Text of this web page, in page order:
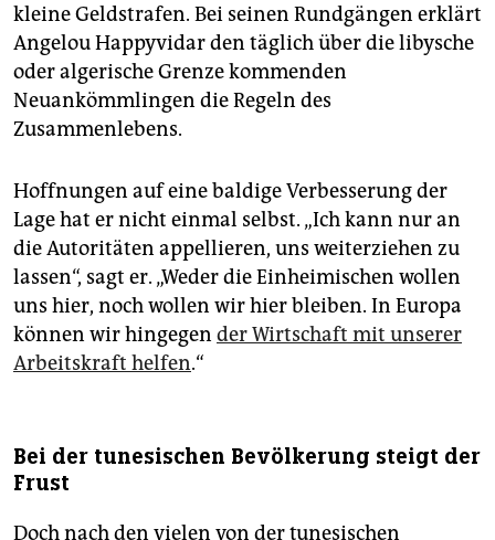
kleine Geldstrafen. Bei seinen Rundgängen erklärt
Angelou Happyvidar den täglich über die libysche
oder algerische Grenze kommenden
Neuankömmlingen die Regeln des
Zusammenlebens.
Hoffnungen auf eine baldige Verbesserung der
Lage hat er nicht einmal selbst. „Ich kann nur an
die Autoritäten appellieren, uns weiterziehen zu
lassen“, sagt er. „Weder die Einheimischen wollen
uns hier, noch wollen wir hier bleiben. In Europa
können wir hingegen der Wirtschaft mit unserer
Arbeitskraft helfen.“
Bei der tunesischen Bevölkerung steigt der
Frust
Doch nach den vielen von der tunesischen